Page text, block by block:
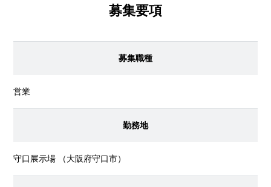
募集要項
募集職種
営業
勤務地
守口展示場 （大阪府守口市）